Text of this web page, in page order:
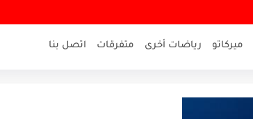
ميركاتو رياضات أخرى متفرقات اتصل بنا